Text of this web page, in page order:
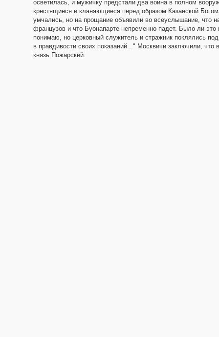
осветилась, и мужичку предстали два воина в полном
крестящиеся и кланяющиеся перед образом Казанской
умчались, но на прощание объявили во всеуслышание, что
французов и что Буонапарте непременно падет. Было ли
понимаю, но церковный служитель и стражник поклялись
в правдивости своих показаний..." Москвичи заключили, что
князь Пожарский.